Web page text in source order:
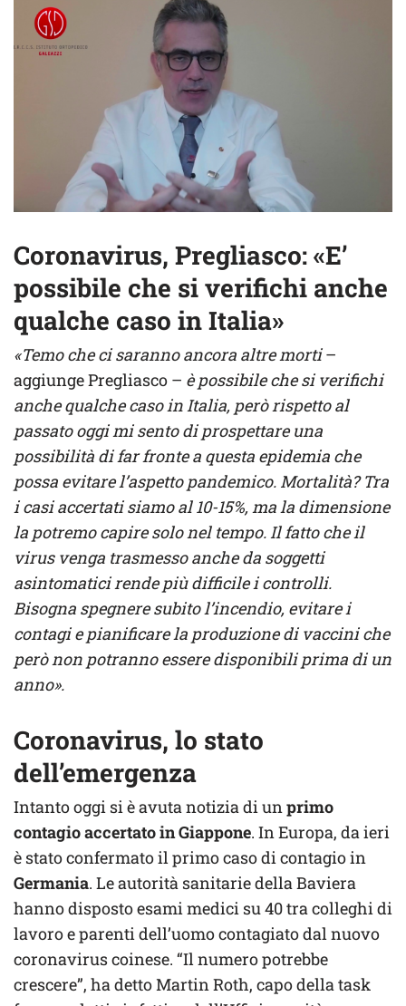
Coronavirus, Pregliasco: «E’
possibile che si verifichi anche
qualche caso in Italia»
«Temo che ci saranno ancora altre morti–
aggiunge Pregliasco – è possibile che si verifichi
anche qualche caso in Italia, però rispetto al
passato oggi mi sento di prospettare una
possibilità di far fronte a questa epidemia che
possa evitare l’aspetto pandemico. Mortalità? Tra
i casi accertati siamo al 10-15%, ma la dimensione
la potremo capire solo nel tempo. Il fatto che il
virus venga trasmesso anche da soggetti
asintomatici rende più difficile i controlli.
Bisogna spegnere subito l’incendio, evitare i
contagi e pianificare la produzione di vaccini che
però non potranno essere disponibili prima di un
anno».
Coronavirus, lo stato
dell’emergenza
Intanto oggi si è avuta notizia di un primo
contagio accertato in Giappone. In Europa, da ieri
è stato confermato il primo caso di contagio in
Germania. Le autorità sanitarie della Baviera
hanno disposto esami medici su 40 tra colleghi di
lavoro e parenti dell’uomo contagiato dal nuovo
coronavirus coinese. “Il numero potrebbe
crescere”, ha detto Martin Roth, capo della task